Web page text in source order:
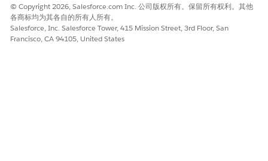
© Copyright 2026, Salesforce.com Inc. 公司版权所有。保留所有权利。其他
各商标均为其各自的所有人所有。
Salesforce, Inc. Salesforce Tower, 415 Mission Street, 3rd Floor, San
Francisco, CA 94105, United States